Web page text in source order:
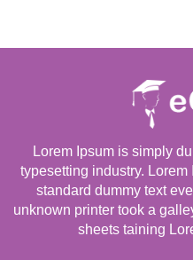
Lorem Ipsum is simply
typesetting industry.
standard dummy text
unknown printer took a
sheets taining